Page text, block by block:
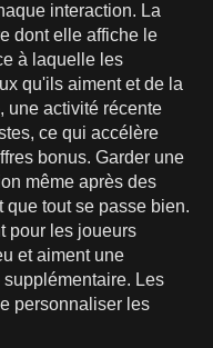
interaction. La
dont elle affiche le
à laquelle les
qu'ils aiment et de la
une activité récente
ce qui accélère
bonus. Garder une
même après des
tout se passe bien.
pour les joueurs
et aiment une
Les
personnaliser les